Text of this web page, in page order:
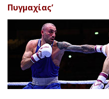
Πυγμαχίας’